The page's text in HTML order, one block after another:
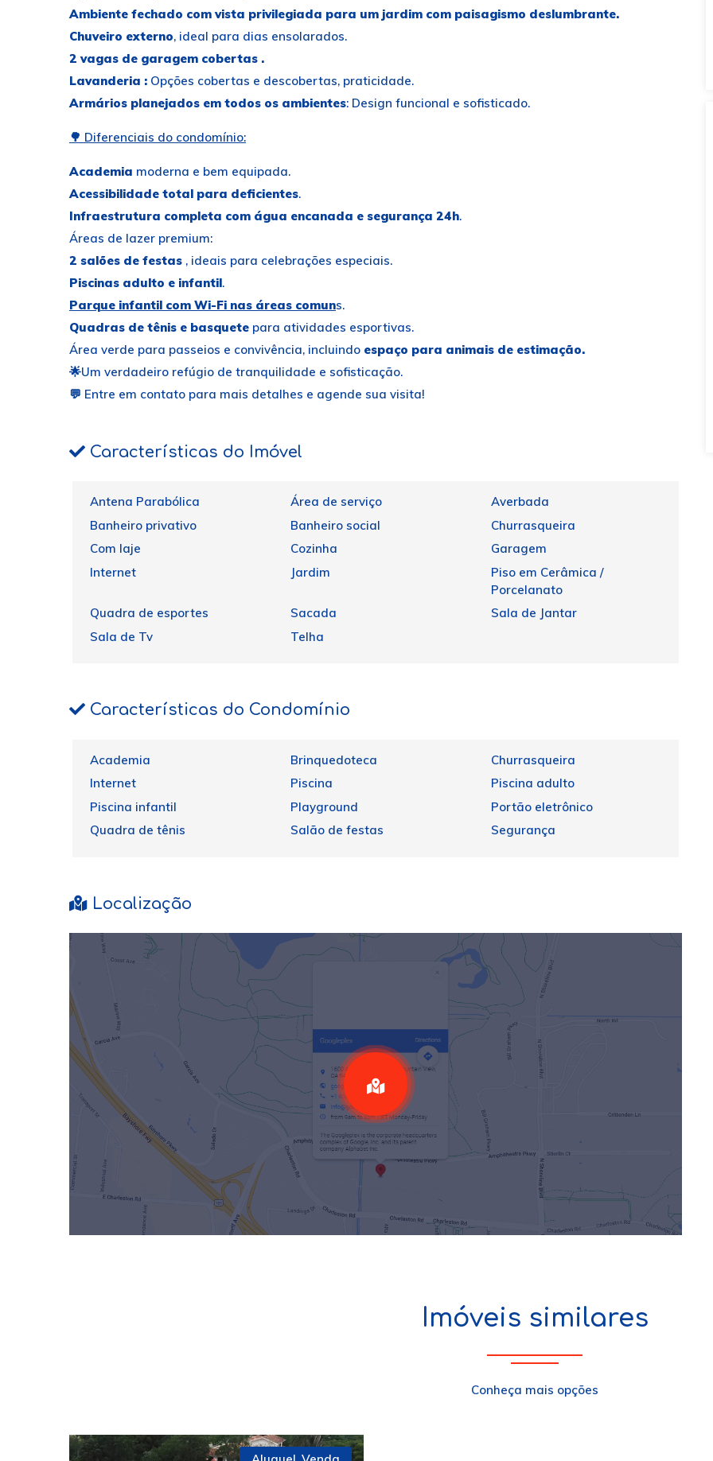
Ambiente fechado com vista privilegiada para um jardim com paisagismo deslumbrante.
Chuveiro externo, ideal para dias ensolarados.
2 vagas de garagem cobertas .
Lavanderia : Opções cobertas e descobertas, praticidade.
Armários planejados em todos os ambientes: Design funcional e sofisticado.
🌳 Diferenciais do condomínio:
Academia moderna e bem equipada.
Acessibilidade total para deficientes.
Infraestrutura completa com água encanada e segurança 24h.
Áreas de lazer premium:
2 salões de festas , ideais para celebrações especiais.
Piscinas adulto e infantil.
Parque infantil com Wi-Fi nas áreas comuns.
Quadras de tênis e basquete para atividades esportivas.
Área verde para passeios e convivência, incluindo espaço para animais de estimação.
🌟Um verdadeiro refúgio de tranquilidade e sofisticação.
💬 Entre em contato para mais detalhes e agende sua visita!
Características do Imóvel
Antena Parabólica Área de serviço
Averbada
Banheiro privativo
Banheiro social
Churrasqueira
Com laje
Cozinha
Garagem
Internet
Jardim
Piso em Cerâmica /
Porcelanato
Quadra de esportes
Sacada
Sala de Jantar
Sala de Tv
Telha
Características do Condomínio
Academia Brinquedoteca
Churrasqueira
Internet
Piscina
Piscina adulto
Piscina infantil
Playground
Portão eletrônico
Quadra de tênis
Salão de festas Segurança
Localização
Imóveis similares
Conheça mais opções